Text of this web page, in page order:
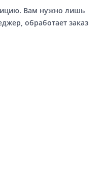
Вам нужно лишь
обработает заказ